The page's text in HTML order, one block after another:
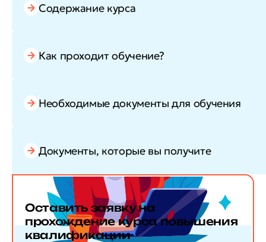
Содержание курса
Как проходит обучение?
Необходимые документы для обучения
Документы, которые вы получите
Оставить заявкуна
прохождение курса повышения
квалификации